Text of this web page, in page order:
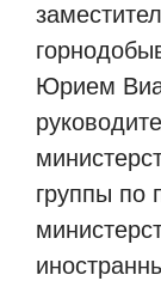
Юрием
группы по